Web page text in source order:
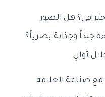
هل الصور
جيداً وجذابة بصرياً؟
ثوانٍ.
صناعة العلامة